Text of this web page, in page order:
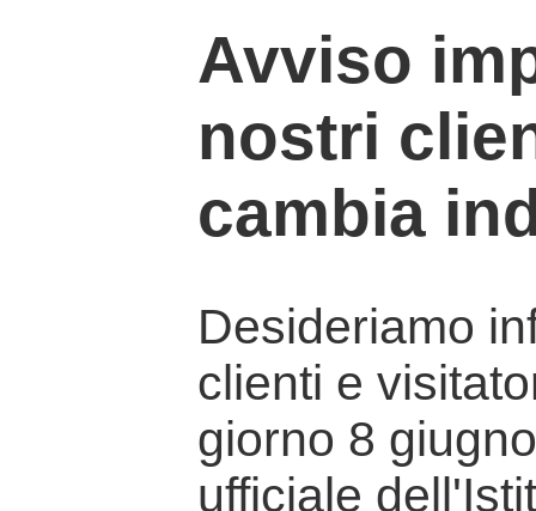
Avviso
nostri
cambia
Desideriamo
clienti e
giorno 8
ufficiale